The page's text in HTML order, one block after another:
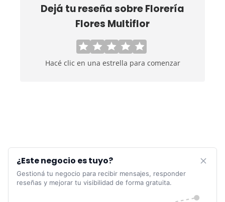
Dejá tu reseña sobreFlorería
Flores Multiflor
Hacé clic en una estrella para comenzar
¿Este negocio es tuyo?
Gestioná tu negocio para recibir mensajes, responder
reseñas y mejorar tu visibilidad de forma gratuita.